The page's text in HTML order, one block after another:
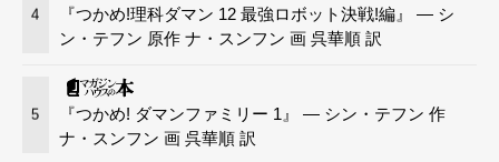
4
『つかめ!理科ダマン 12 最強ロボット決戦!編』 — シ
ン・テフン 原作 ナ・スンフン 画 呉華順 訳
5
『つかめ! ダマンファミリー 1』 — シン・テフン 作
ナ・スンフン 画 呉華順 訳